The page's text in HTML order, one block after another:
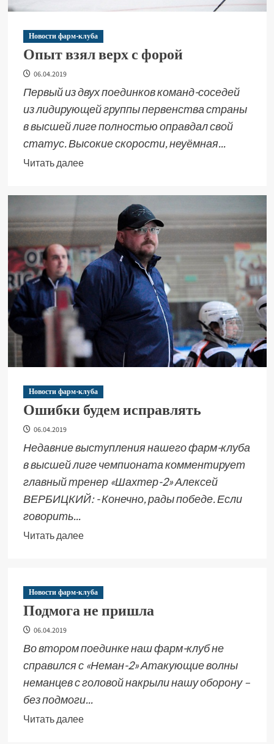
Новости фарм-клуба
Опыт взял верх с форой
06.04.2019
Первый из двух поединков команд-соседей
из лидирующей группы первенства страны
в высшей лиге полностью оправдал свой
статус. Высокие скорости, неуёмная...
Читать далее
Новости фарм-клуба
Ошибки будем исправлять
06.04.2019
Недавние выступления нашего фарм-клуба
в высшей лиге чемпионата комментирует
главный тренер «Шахтер-2» Алексей
ВЕРБИЦКИЙ: - Конечно, рады победе. Если
говорить...
Читать далее
Новости фарм-клуба
Подмога не пришла
06.04.2019
Во втором поединке наш фарм-клуб не
справился с «Неман-2» Атакующие волны
неманцев с головой накрыли нашу оборону –
без подмоги...
Читать далее